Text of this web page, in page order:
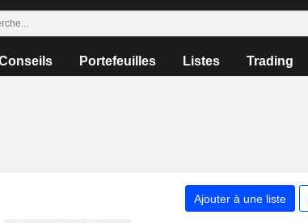
Portefeuilles Listes Trading
Ajouter à une liste